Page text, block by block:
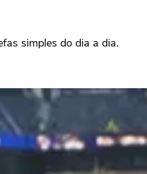
simples do dia a dia.